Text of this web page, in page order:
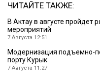
ЧИТАЙТЕ ТАКЖЕ:
В Актау в августе пройдет
мероприятий
7 Августа 12:51
Модернизация подъемно-
порту Курык
7 Августа 11:27